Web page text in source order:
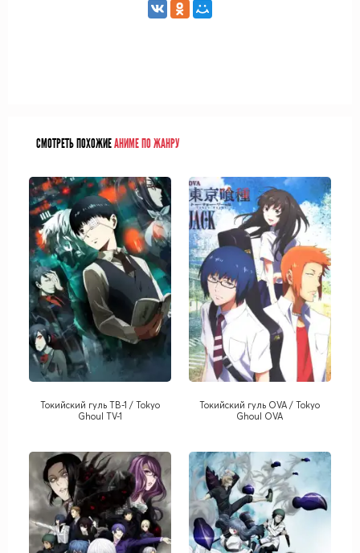
СМОТРЕТЬ ПОХОЖИЕАНИМЕ ПО ЖАНРУ
Токийский гуль ТВ-1 / Tokyo
Ghoul TV-1
Токийский гуль OVA / Tokyo
Ghoul OVA